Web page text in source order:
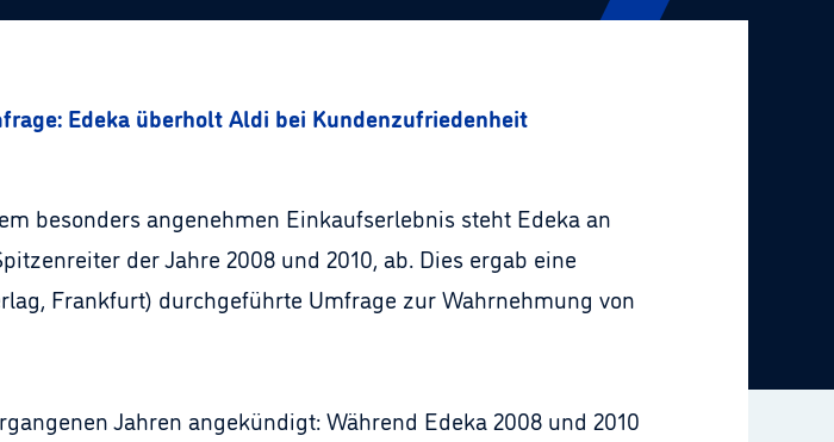
Edeka überholt Aldi bei Kundenzufriedenheit
besonders angenehmen Einkaufserlebnis steht Edeka an
der Jahre 2008 und 2010, ab. Dies ergab eine
Frankfurt) durchgeführte Umfrage zur Wahrnehmung von
Jahren angekündigt: Während Edeka 2008 und 2010